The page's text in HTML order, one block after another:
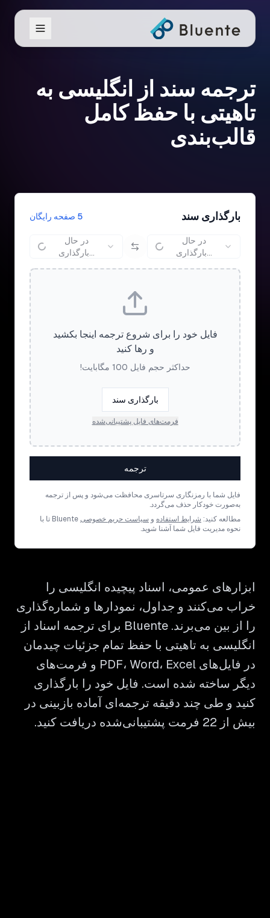
ترجمه سند از انگلیسی به
تاهیتی با حفظ کامل
قالب‌بندی
بارگذاری سند 5 صفحه رایگان
در حال
بارگذاری...
در حال
بارگذاری...
فایل خود را برای شروع ترجمه اینجا بکشید
و رها کنید
حداکثر حجم فایل 100 مگابایت!
بارگذاری سند
فرمت‌های فایل پشتیبانی‌شده
ترجمه
فایل شما با رمزنگاری سرتاسری محافظت می‌شود و پس از ترجمه
به‌صورت خودکار حذف می‌گردد.
مطالعه کنید: شرایط استفاده و سیاست حریم خصوصی
Bluente تا با
نحوه مدیریت فایل شما آشنا شوید.
ابزارهای عمومی، اسناد پیچیده انگلیسی را
خراب می‌کنند و جداول، نمودارها و شماره‌گذاری
را از بین می‌برند. Bluente برای ترجمه اسناد از
انگلیسی به تاهیتی با حفظ تمام جزئیات چیدمان
در فایل‌های PDF، Word، Excel و فرمت‌های
دیگر ساخته شده است. فایل خود را بارگذاری
کنید و طی چند دقیقه ترجمه‌ای آماده بازبینی در
بیش از 22 فرمت پشتیبانی‌شده دریافت کنید.